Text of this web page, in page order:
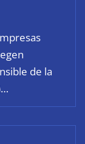
de la